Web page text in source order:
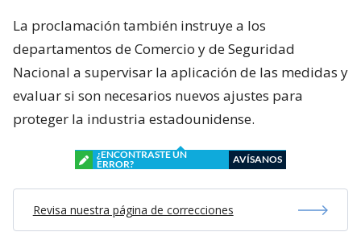
La proclamación también instruye a los
departamentos de Comercio y de Seguridad
Nacional a supervisar la aplicación de las medidas y
evaluar si son necesarios nuevos ajustes para
proteger la industria estadounidense.
¿ENCONTRASTE UN
ERROR?
AVÍSANOS
Revisa nuestra página de correcciones